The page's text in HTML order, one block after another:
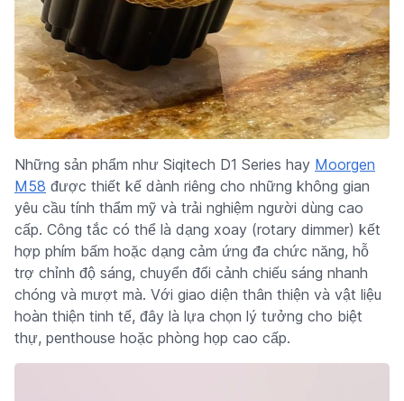
Những sản phẩm như Siqitech D1 Series hay Moorgen
M58 được thiết kế dành riêng cho những không gian
yêu cầu tính thẩm mỹ và trải nghiệm người dùng cao
cấp. Công tắc có thể là dạng xoay (rotary dimmer) kết
hợp phím bấm hoặc dạng cảm ứng đa chức năng, hỗ
trợ chỉnh độ sáng, chuyển đổi cảnh chiếu sáng nhanh
chóng và mượt mà. Với giao diện thân thiện và vật liệu
hoàn thiện tinh tế, đây là lựa chọn lý tưởng cho biệt
thự, penthouse hoặc phòng họp cao cấp.